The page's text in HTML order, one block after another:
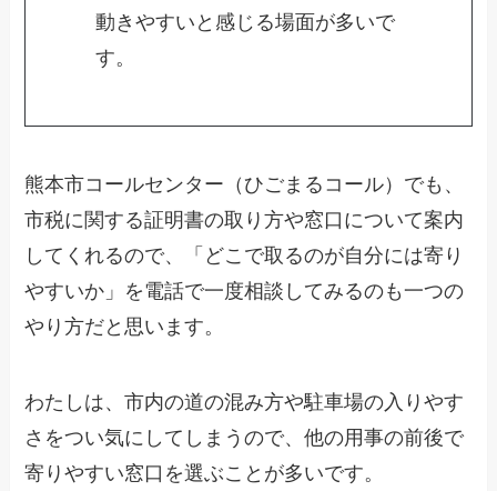
動きやすいと感じる場面が多いで
す。
熊本市コールセンター（ひごまるコール）でも、
市税に関する証明書の取り方や窓口について案内
してくれるので、「どこで取るのが自分には寄り
やすいか」を電話で一度相談してみるのも一つの
やり方だと思います。
わたしは、市内の道の混み方や駐車場の入りやす
さをつい気にしてしまうので、他の用事の前後で
寄りやすい窓口を選ぶことが多いです。